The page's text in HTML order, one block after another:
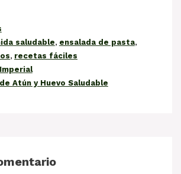
saludable, ensalada de pasta,
, recetas fáciles
Atún y Huevo Saludable